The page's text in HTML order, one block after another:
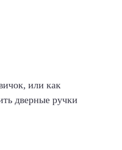
или как
дверные ручки